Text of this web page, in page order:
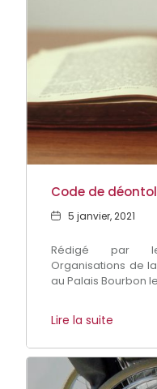
Code de
Date5 janvier, 2021
Rédigé par le
Organisations de
au Palais Bourbon
Lire la suite